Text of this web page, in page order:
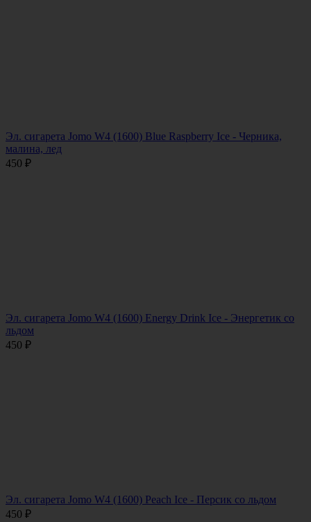
Эл. сигарета Jomo W4 (1600) Blue Raspberry Ice - Черника,
малина, лед
450 ₽
Эл. сигарета Jomo W4 (1600) Energy Drink Ice - Энергетик со
льдом
450 ₽
Эл. сигарета Jomo W4 (1600) Peach Ice - Персик со льдом
450 ₽